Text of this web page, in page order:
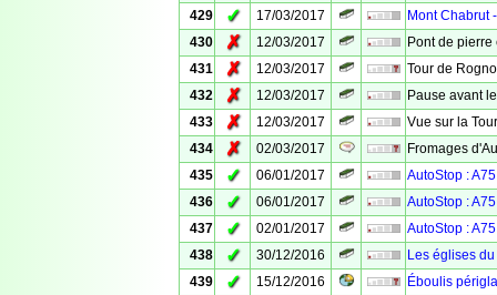
429 ✓ 17/03/2017
Mont Chabrut
430
✗ 12/03/2017
Pont de
431
✗ 12/03/2017
Tour de
432
✗ 12/03/2017
Pause avant
433
✗ 12/03/2017
Vue sur la
434
✗ 02/03/2017
Fromages
435
✓ 06/01/2017
AutoStop :
436
✓ 06/01/2017
AutoStop :
437
✓ 02/01/2017
AutoStop :
438
✓ 30/12/2016
Les églises
439
✓ 15/12/2016
Éboulis